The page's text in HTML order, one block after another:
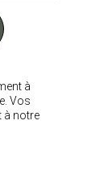
à
Vos
à notre